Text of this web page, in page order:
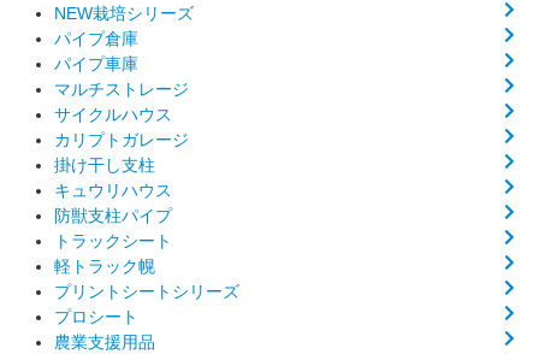
NEW栽培シリーズ
パイプ倉庫
パイプ車庫
マルチストレージ
サイクルハウス
カリプトガレージ
掛け干し支柱
キュウリハウス
防獣支柱パイプ
トラックシート
軽トラック幌
プリントシートシリーズ
プロシート
農業支援用品